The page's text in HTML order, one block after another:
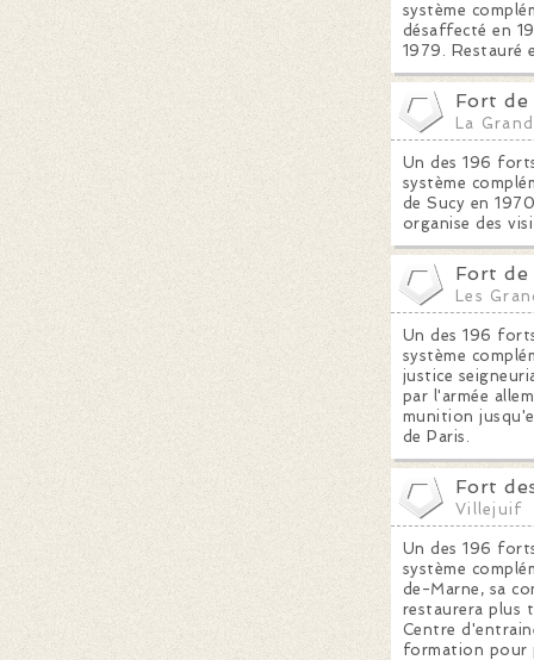
système
désaffecté en
1979. Restauré
Fort de
La
Un des 196
système
de Sucy en
organise des
Fort
Les
Un des 196
système
justice
par l'armée
munition
de Paris.
Fort
Villejuif
Un des 196
système
de-Marne, sa
restaurera plus
Centre
formation pour